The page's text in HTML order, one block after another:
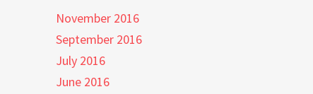
November 2016
September 2016
July 2016
June 2016